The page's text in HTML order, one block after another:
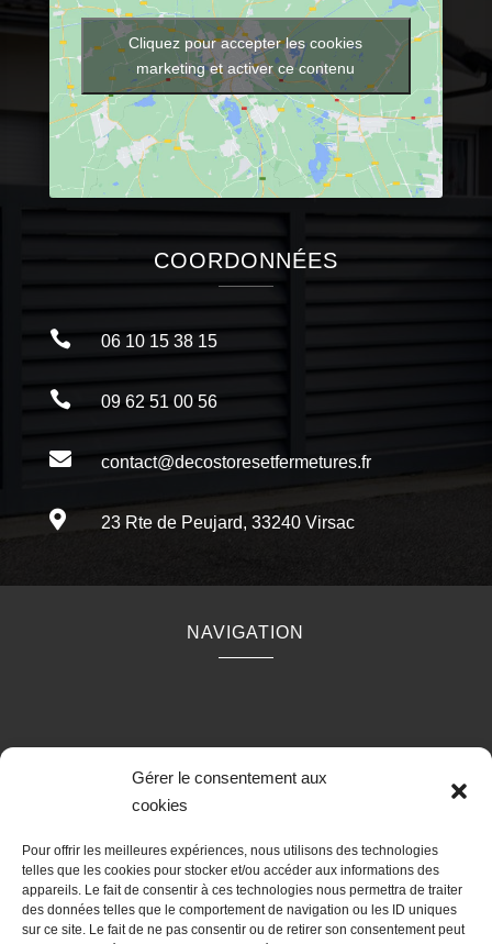
Gérer le consentement aux
cookies
Pour offrir les meilleures expériences, nous utilisons des technologies
telles que les cookies pour stocker et/ou accéder aux informations des
appareils. Le fait de consentir à ces technologies nous permettra de traiter
des données telles que le comportement de navigation ou les ID uniques
sur ce site. Le fait de ne pas consentir ou de retirer son consentement peut
Cliquez pour accepter les cookies
marketing et activer ce contenu
COORDONNÉES
 06 10 15 38 15
 09 62 51 00 56
 contact@decostoresetfermetures.fr
 23 Rte de Peujard, 33240 Virsac
NAVIGATION